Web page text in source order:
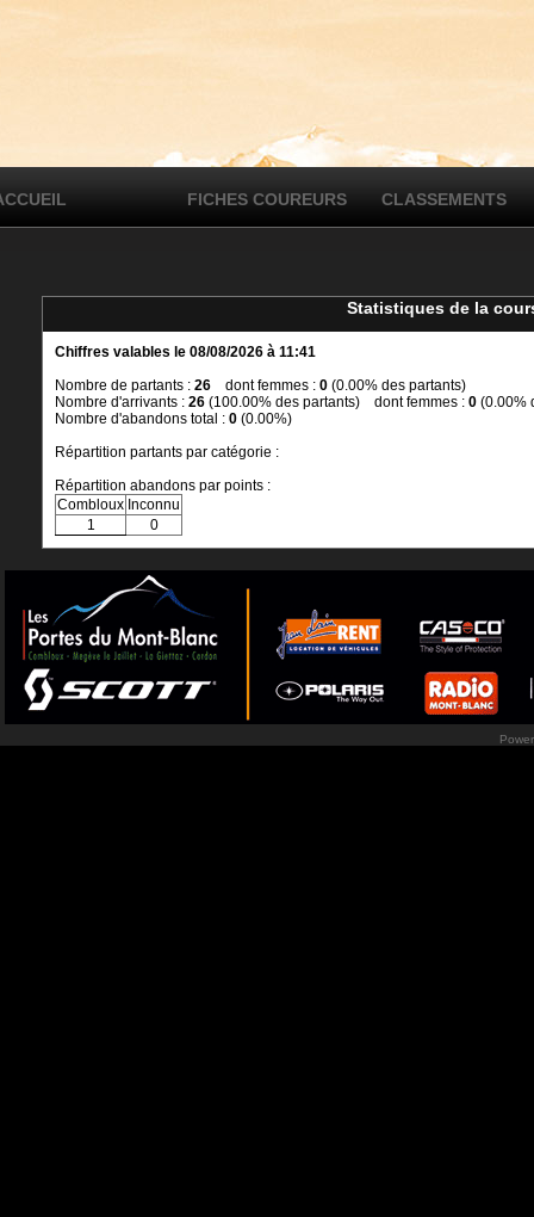
FICHES COUREURS CLASSEMENTS
Statistiques de la
Chiffres valables le 08/08/2026 à 11:41
Nombre de partants : 26 dont femmes : 0 (0.00% des partants)
Nombre d'arrivants : 26 (100.00% des partants) dont femmes : 0 (0.00%
Nombre d'abandons total : 0 (0.00%)
Répartition partants par catégorie :
Répartition abandons par points :
Combloux Inconnu
1
0